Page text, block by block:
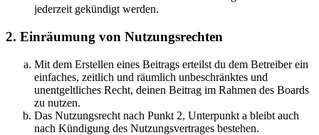
jederzeit gekündigt werden.
2. Einräumung von Nutzungsrechten
Mit dem Erstellen eines Beitrags erteilst du dem Betreiber ein
einfaches, zeitlich und räumlich unbeschränktes und
unentgeltliches Recht, deinen Beitrag im Rahmen des Boards
zu nutzen.
Das Nutzungsrecht nach Punkt 2, Unterpunkt a bleibt auch
nach Kündigung des Nutzungsvertrages bestehen.